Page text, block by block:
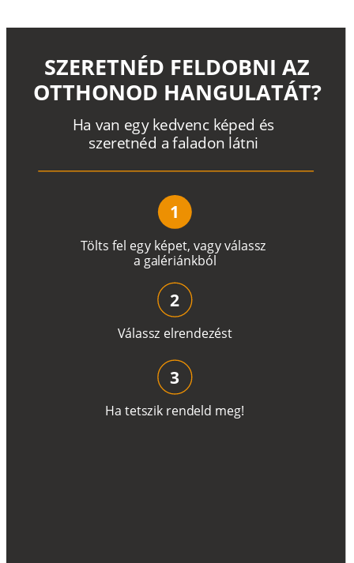
Tölts fel egy képet, vagyválassz
a galériánkból
Ha van egy kedvenc képed és
szeretnéd a faladon látni
SZERETNÉD FELDOBNI AZ
OTTHONOD HANGULATÁT?
1
Válassz elrendezést
2
Ha tetszik rendeld meg!
3